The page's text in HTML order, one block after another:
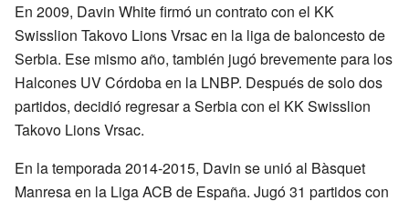
En 2009, Davin White firmó un contrato con el KK
Swisslion Takovo Lions Vrsac en la liga de baloncesto de
Serbia. Ese mismo año, también jugó brevemente para los
Halcones UV Córdoba en la LNBP. Después de solo dos
partidos, decidió regresar a Serbia con el KK Swisslion
Takovo Lions Vrsac.
En la temporada 2014-2015, Davin se unió al Bàsquet
Manresa en la Liga ACB de España. Jugó 31 partidos con